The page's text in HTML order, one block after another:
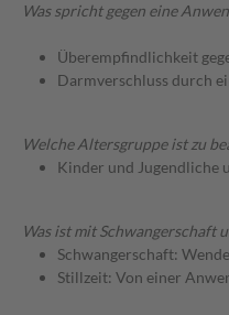
Was spricht gegen eine
Überempfindlichkeit
Darmverschluss durch
Welche Altersgruppe ist zu
Kinder und Jugendliche
Was ist mit Schwangerschaft
Schwangerschaft:
Stillzeit: Von einer